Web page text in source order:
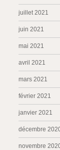
juillet 2021
juin 2021
mai 2021
avril 2021
mars 2021
février 2021
janvier 2021
décembre
novembre